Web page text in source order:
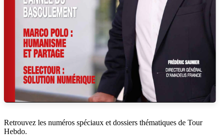
Retrouvez les numéros spéciaux et dossiers thématiques de Tour
Hebdo.